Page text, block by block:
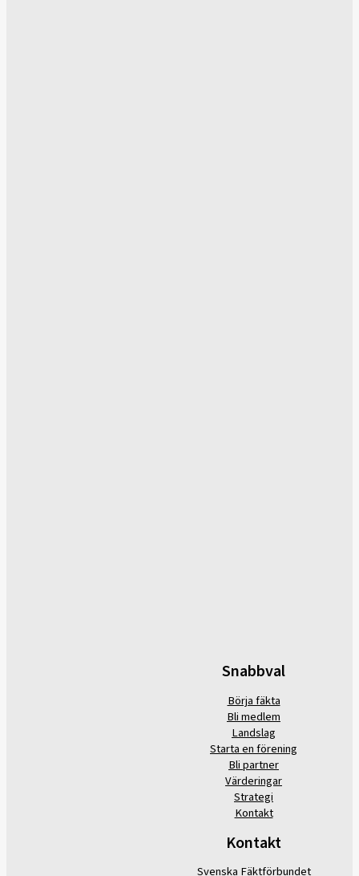
Snabbval
Börja fäkta
Bli medlem
Landslag
Starta en förening
Bli partner
Värderingar
Strategi
Kontakt
Kontakt
Svenska Fäktförbundet